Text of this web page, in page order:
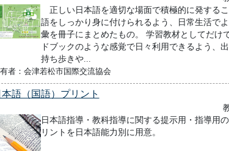
正しい日本語を適切な場面で積極的に発する
語をしっかり身に付けられるよう、日常生活で
彙を冊子にまとめたもの。 学習教材としてだけ
ドブックのような感覚で日々利用できるよう、
持ち歩きや...
者：会津若松市国際交流協会
語（国語）プリント
日本語指導・教科指導に関する提示用・指導用
リントを日本語能力別に用意。